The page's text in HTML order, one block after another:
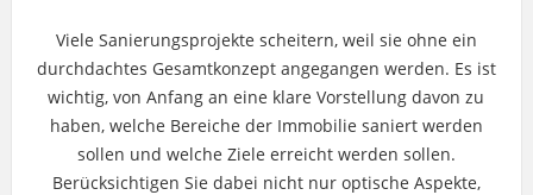
Viele Sanierungsprojekte scheitern, weil sie ohne ein
durchdachtes Gesamtkonzept angegangen werden. Es ist
wichtig, von Anfang an eine klare Vorstellung davon zu
haben, welche Bereiche der Immobilie saniert werden
sollen und welche Ziele erreicht werden sollen.
Berücksichtigen Sie dabei nicht nur optische Aspekte,